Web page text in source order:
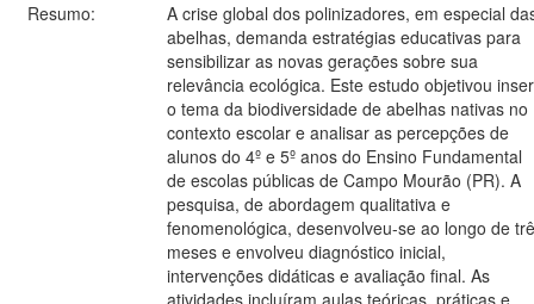
Resumo:
A crise global dos polinizadores, em especial
abelhas, demanda estratégias educativas para
sensibilizar as novas gerações sobre sua
relevância ecológica. Este estudo objetivou
o tema da biodiversidade de abelhas nativas no
contexto escolar e analisar as percepções de
alunos do 4º e 5º anos do Ensino Fundamental
de escolas públicas de Campo Mourão (PR). A
pesquisa, de abordagem qualitativa e
fenomenológica, desenvolveu-se ao longo de
meses e envolveu diagnóstico inicial,
intervenções didáticas e avaliação final. As
atividades incluíram aulas teóricas, práticas e